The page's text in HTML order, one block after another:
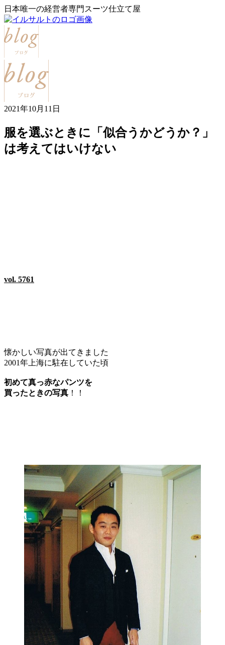
日本唯一の経営者専門スーツ仕立て屋
2021年10月11日
服を選ぶときに「似合うかどうか？」
は考えてはいけない
vol. 5761
懐かしい写真が出てきました
2001年上海に駐在していた頃
初めて真っ赤なパンツを
買ったときの写真 ！！